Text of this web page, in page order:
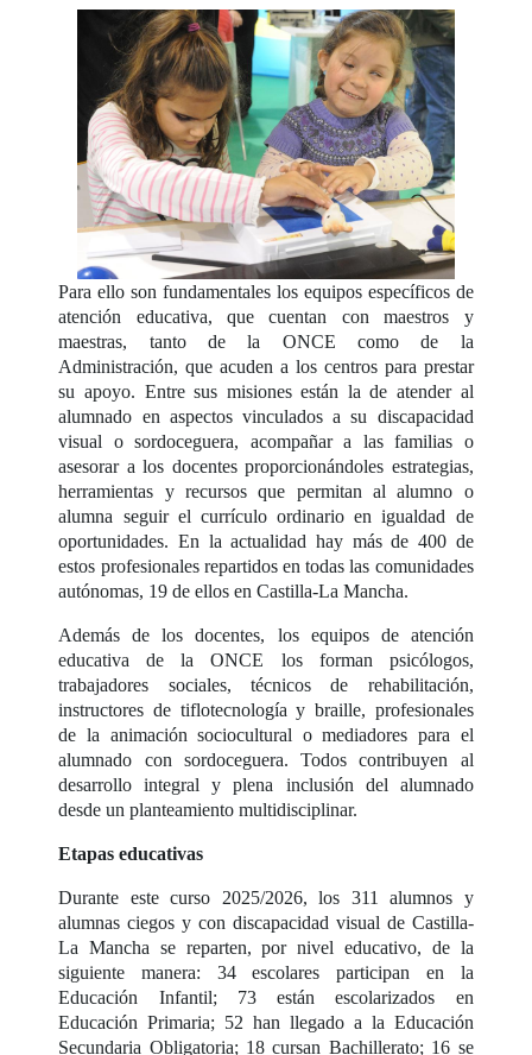
Para ello son fundamentales los equipos específicos de
atención educativa, que cuentan con maestros y
maestras, tanto de la ONCE como de la
Administración, que acuden a los centros para prestar
su apoyo. Entre sus misiones están la de atender al
alumnado en aspectos vinculados a su discapacidad
visual o sordoceguera, acompañar a las familias o
asesorar a los docentes proporcionándoles estrategias,
herramientas y recursos que permitan al alumno o
alumna seguir el currículo ordinario en igualdad de
oportunidades. En la actualidad hay más de 400 de
estos profesionales repartidos en todas las comunidades
autónomas, 19 de ellos en Castilla-La Mancha.
Además de los docentes, los equipos de atención
educativa de la ONCE los forman psicólogos,
trabajadores sociales, técnicos de rehabilitación,
instructores de tiflotecnología y braille, profesionales
de la animación sociocultural o mediadores para el
alumnado con sordoceguera. Todos contribuyen al
desarrollo integral y plena inclusión del alumnado
desde un planteamiento multidisciplinar.
Etapas educativas
Durante este curso 2025/2026, los 311 alumnos y
alumnas ciegos y con discapacidad visual de Castilla-
La Mancha se reparten, por nivel educativo, de la
siguiente manera: 34 escolares participan en la
Educación Infantil; 73 están escolarizados en
Educación Primaria; 52 han llegado a la Educación
Secundaria Obligatoria; 18 cursan Bachillerato; 16 se